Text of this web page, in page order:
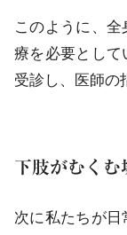
このように、
療を必要として
受診し、医師の
下肢がむくむ
次に私たちが